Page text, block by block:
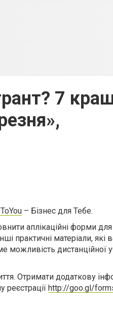
7
– Бізнес для Тебе.
аплікаційні форми
практичні матеріали,
дистанційної
Отримати додаткову
реєстрації http://goo.gl/